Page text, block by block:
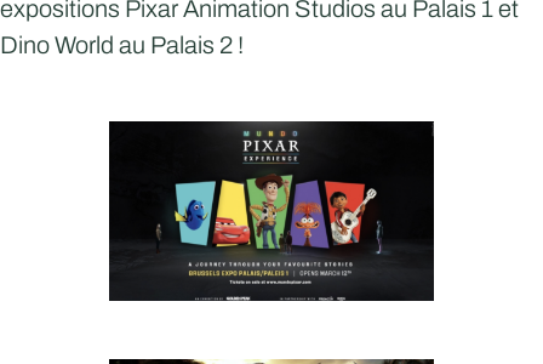
expositions Pixar Animation Studios au Palais 1 et
Dino World au Palais 2 !